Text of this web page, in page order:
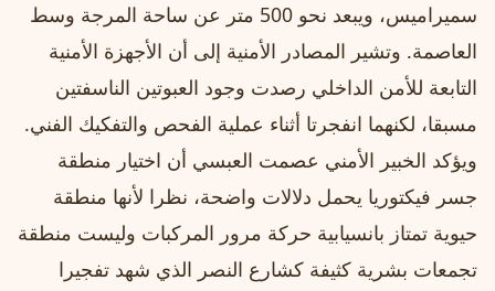
سميراميس، ويبعد نحو 500 متر عن ساحة المرجة وسط
العاصمة. وتشير المصادر الأمنية إلى أن الأجهزة الأمنية
التابعة للأمن الداخلي رصدت وجود العبوتين الناسفتين
مسبقا، لكنهما انفجرتا أثناء عملية الفحص والتفكيك الفني.
ويؤكد الخبير الأمني عصمت العبسي أن اختيار منطقة
جسر فيكتوريا يحمل دلالات واضحة، نظرا لأنها منطقة
حيوية تمتاز بانسيابية حركة مرور المركبات وليست منطقة
تجمعات بشرية كثيفة كشارع النصر الذي شهد تفجيرا